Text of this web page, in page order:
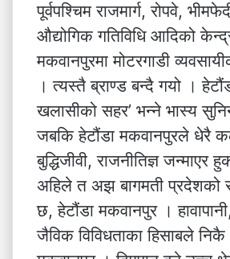
पूर्वपश्चिम राजमार्ग, रोपवे,
औद्योगिक गतिविधि आदिको
मकवानपुरमा मोटरगाडी
। त्यस्तै ब्राण्ड बन्दै गयो ।
खलासीको सहर’ भन्ने भास्य
जबकि हेटौंडा मकवानपुरले धेरै
बुद्धिजीवी, राजनीतिज्ञ जन्माएर
अहिले त अझ बागमती प्रदेशको
छ, हेटौंडा मकवानपुर ।
जैविक विविधताका हिसाबले निकै